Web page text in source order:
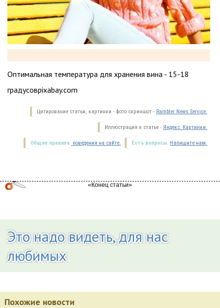
Оптимальная температура для хранения вина - 15-18
градусовpixabay.com
Цитирование статьи, картинки - фото скриншот - Rambler News Service.
Иллюстрация к статье - Яндекс. Картинки.
Есть вопросы. Напишите нам.
Общие правила поведения на сайте.
Это надо видеть, для нас
любимых
Похожие новости